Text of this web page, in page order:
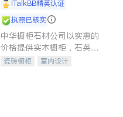
iTalkBB精英认证
执照已核实
中华橱柜石材公司以实惠的
价格提供实木橱柜，石英石
台面，多种优质不锈钢水
瓷砖橱柜
室内设计